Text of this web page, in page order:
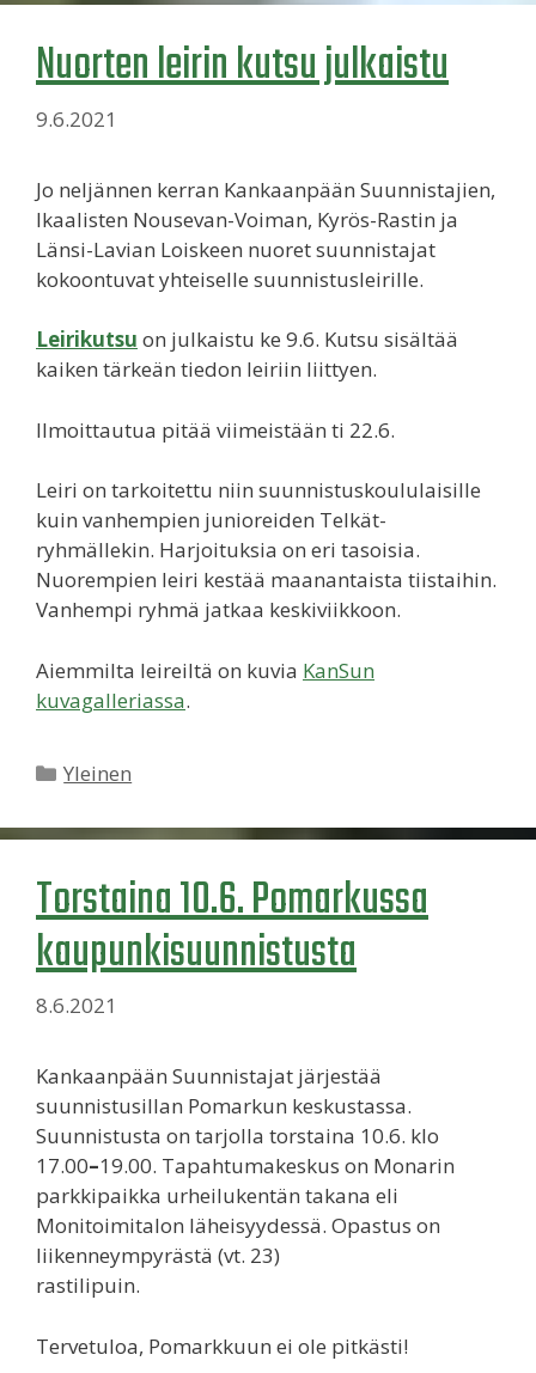
Nuorten leirin kutsu julkaistu
9.6.2021
Jo neljännen kerran Kankaanpään Suunnistajien,
Ikaalisten Nousevan-Voiman, Kyrös-Rastin ja
Länsi-Lavian Loiskeen nuoret suunnistajat
kokoontuvat yhteiselle suunnistusleirille.
Leirikutsu on julkaistu ke 9.6. Kutsu sisältää
kaiken tärkeän tiedon leiriin liittyen.
Ilmoittautua pitää viimeistään ti 22.6.
Leiri on tarkoitettu niin suunnistuskoululaisille
kuin vanhempien junioreiden Telkät-
ryhmällekin. Harjoituksia on eri tasoisia.
Nuorempien leiri kestää maanantaista tiistaihin.
Vanhempi ryhmä jatkaa keskiviikkoon.
Aiemmilta leireiltä on kuvia KanSun
kuvagalleriassa.
Kategoriat
Yleinen
Torstaina 10.6. Pomarkussa
kaupunkisuunnistusta
8.6.2021
Kankaanpään Suunnistajat järjestää
suunnistusillan Pomarkun keskustassa.
Suunnistusta on tarjolla torstaina 10.6. klo
17.00–19.00. Tapahtumakeskus on Monarin
parkkipaikka urheilukentän takana eli
Monitoimitalon läheisyydessä. Opastus on
liikenneympyrästä (vt. 23)
rastilipuin.
Tervetuloa, Pomarkkuun ei ole pitkästi!